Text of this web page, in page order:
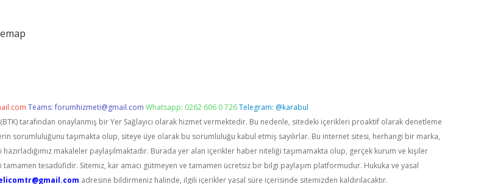
Teams:forumhizmeti@gmail.com Whatsapp: 0262 606 0 726Telegram: @karabul
tarafından onaylanmış bir Yer Sağlayıcı olarak hizmet vermektedir. Bu nedenle, sitedeki içerikleri proaktif olarak denetleme
sorumluluğunu taşımakta olup, siteye üye olarak bu sorumluluğu kabul etmiş sayılırlar. Bu internet sitesi, herhangi bir marka,
makaleler paylaşılmaktadır. Burada yer alan içerikler haber niteliği taşımamakta olup, gerçek kurum ve kişiler
tesadüfidir. Sitemiz, kar amacı gütmeyen ve tamamen ücretsiz bir bilgi paylaşım platformudur. Hukuka ve yasal
adresine bildirmeniz halinde, ilgili içerikler yasal süre içerisinde sitemizden kaldırılacaktır.